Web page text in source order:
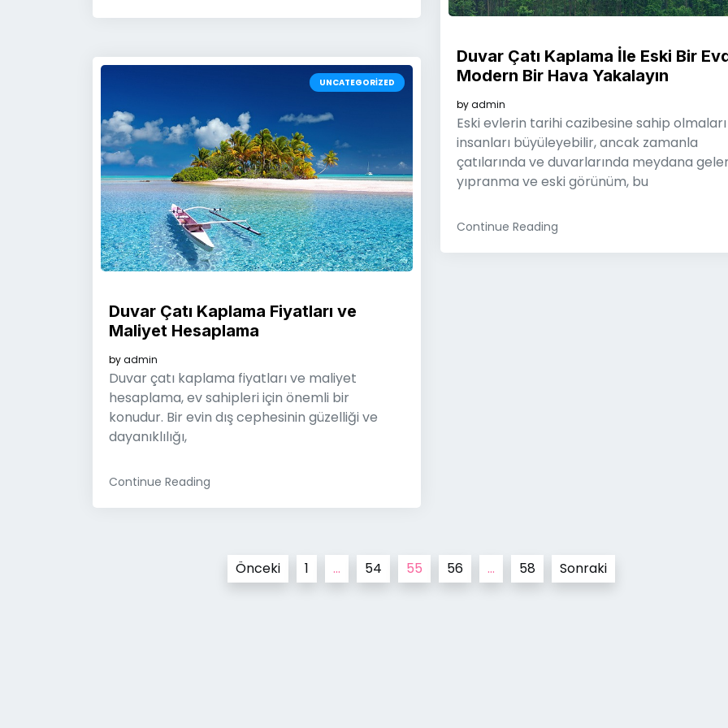
Duvar Çatı Kaplama İle Eski Bir
Modern Bir Hava Yakalayın
byadmin
Eski evlerin tarihi cazibesine sahip olmaları
insanları büyüleyebilir, ancak zamanla
çatılarında ve duvarlarında meydana
yıpranma ve eski görünüm, bu
Continue Reading
UNCATEGORIZED
Duvar Çatı Kaplama Fiyatları ve
Maliyet Hesaplama
byadmin
Duvar çatı kaplama fiyatları ve maliyet
hesaplama, ev sahipleri için önemli bir
konudur. Bir evin dış cephesinin güzelliği ve
dayanıklılığı,
Continue Reading
sayfalaması
Önceki 1 … 54 55 56 … 58 Sonraki